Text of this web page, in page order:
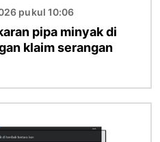
pukul 10:06
pipa minyak di
klaim serangan